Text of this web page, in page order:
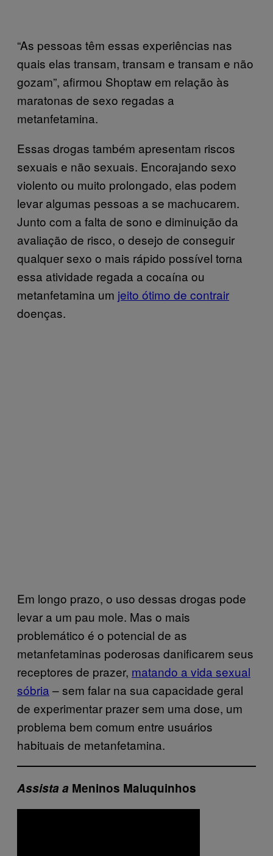
“As pessoas têm essas experiências nas
quais elas transam, transam e transam e não
gozam”, afirmou Shoptaw em relação às
maratonas de sexo regadas a
metanfetamina.
Essas drogas também apresentam riscos
sexuais e não sexuais. Encorajando sexo
violento ou muito prolongado, elas podem
levar algumas pessoas a se machucarem.
Junto com a falta de sono e diminuição da
avaliação de risco, o desejo de conseguir
qualquer sexo o mais rápido possível torna
essa atividade regada a cocaína ou
metanfetamina um jeito ótimo de contrair
doenças.
Em longo prazo, o uso dessas drogas pode
levar a um pau mole. Mas o mais
problemático é o potencial de as
metanfetaminas poderosas danificarem seus
receptores de prazer, matando a vida sexual
sóbria – sem falar na sua capacidade geral
de experimentar prazer sem uma dose, um
problema bem comum entre usuários
habituais de metanfetamina.
Assista a Meninos Maluquinhos